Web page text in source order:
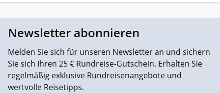
Newsletter abonnieren
Melden Sie sich für unseren Newsletter an und sichern
Sie sich Ihren 25 € Rundreise-Gutschein. Erhalten Sie
regelmäßig exklusive Rundreisenangebote und
wertvolle Reisetipps.